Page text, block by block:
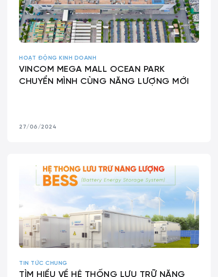
HOẠT ĐỘNG KINH DOANH
VINCOM MEGA MALL OCEAN PARK
CHUYỂN MÌNH CÙNG NĂNG LƯỢNG MỚI
27/06/2024
TIN TỨC CHUNG
TÌM HIỂU VỀ HỆ THỐNG LƯU TRỮ NĂNG